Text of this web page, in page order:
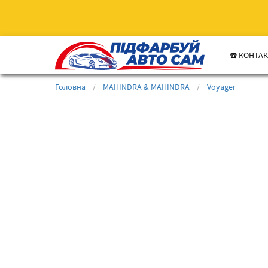
☎️
Головна / MAHINDRA & MAHINDRA / Voyager